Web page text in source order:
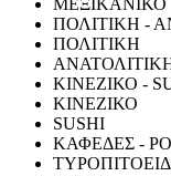
ΜΕΞΙΚΑΝΙΚΟ
ΠΟΛΙΤΙΚΗ -
ΠΟΛΙΤΙΚΗ
ΚΙΝΕΖΙΚΟ -
ΚΙΝΕΖΙΚΟ
SUSHI
ΚΑΦΕΔΕΣ -